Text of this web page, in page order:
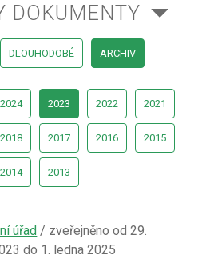
DOKUMENTY
DLOUHODOBÉ ARCHIV
2024 2023 2022 2021
2018 2017 2016 2015
2014 2013
úřad / zveřejněno od 29.
do 1. ledna 2025